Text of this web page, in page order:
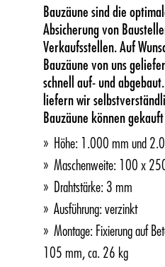
Bauzäune sind die
Absicherung von
Verkaufsstellen. Auf
Bauzäune von uns
schnell auf- und
liefern wir
Bauzäune können
Höhe: 1.000 mm und
Maschenweite: 100 x
Drahtstärke: 3 mm
Ausführung: verzinkt
Montage: Fixierung auf
105 mm, ca. 26 kg